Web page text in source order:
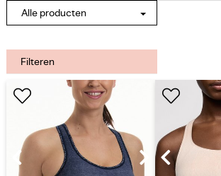
Alle producten
Filteren